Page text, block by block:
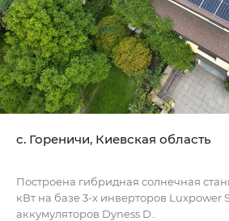
c. Гореничи, Киевская область
Построена гибридная солнечная
кВт на базе 3-х инверторов Luxpower
аккумуляторов Dyness D..